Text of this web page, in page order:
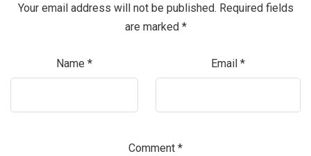
Your email address will not be published. Required fields
are marked *
Name * Email *
Comment *